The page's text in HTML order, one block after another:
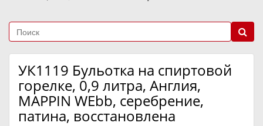
УК1119 Бульотка на спиртовой
горелке, 0,9 литра, Англия,
MAPPIN WEbb, серебрение,
патина, восстановлена